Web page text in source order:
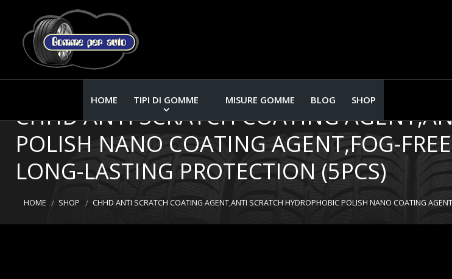
HOME TIPI DI GOMME MISURE GOMME BLOG SHOP
CHHD ANTI SCRATCH COATING
POLISH NANO COATING AGENT,FOG-
LONG-LASTING PROTECTION (5PCS)
HOME SHOP CHHD ANTI SCRATCH COATING AGENT,ANTI SCRATCH HYDROPHOBIC ​POLISH NANO COATING